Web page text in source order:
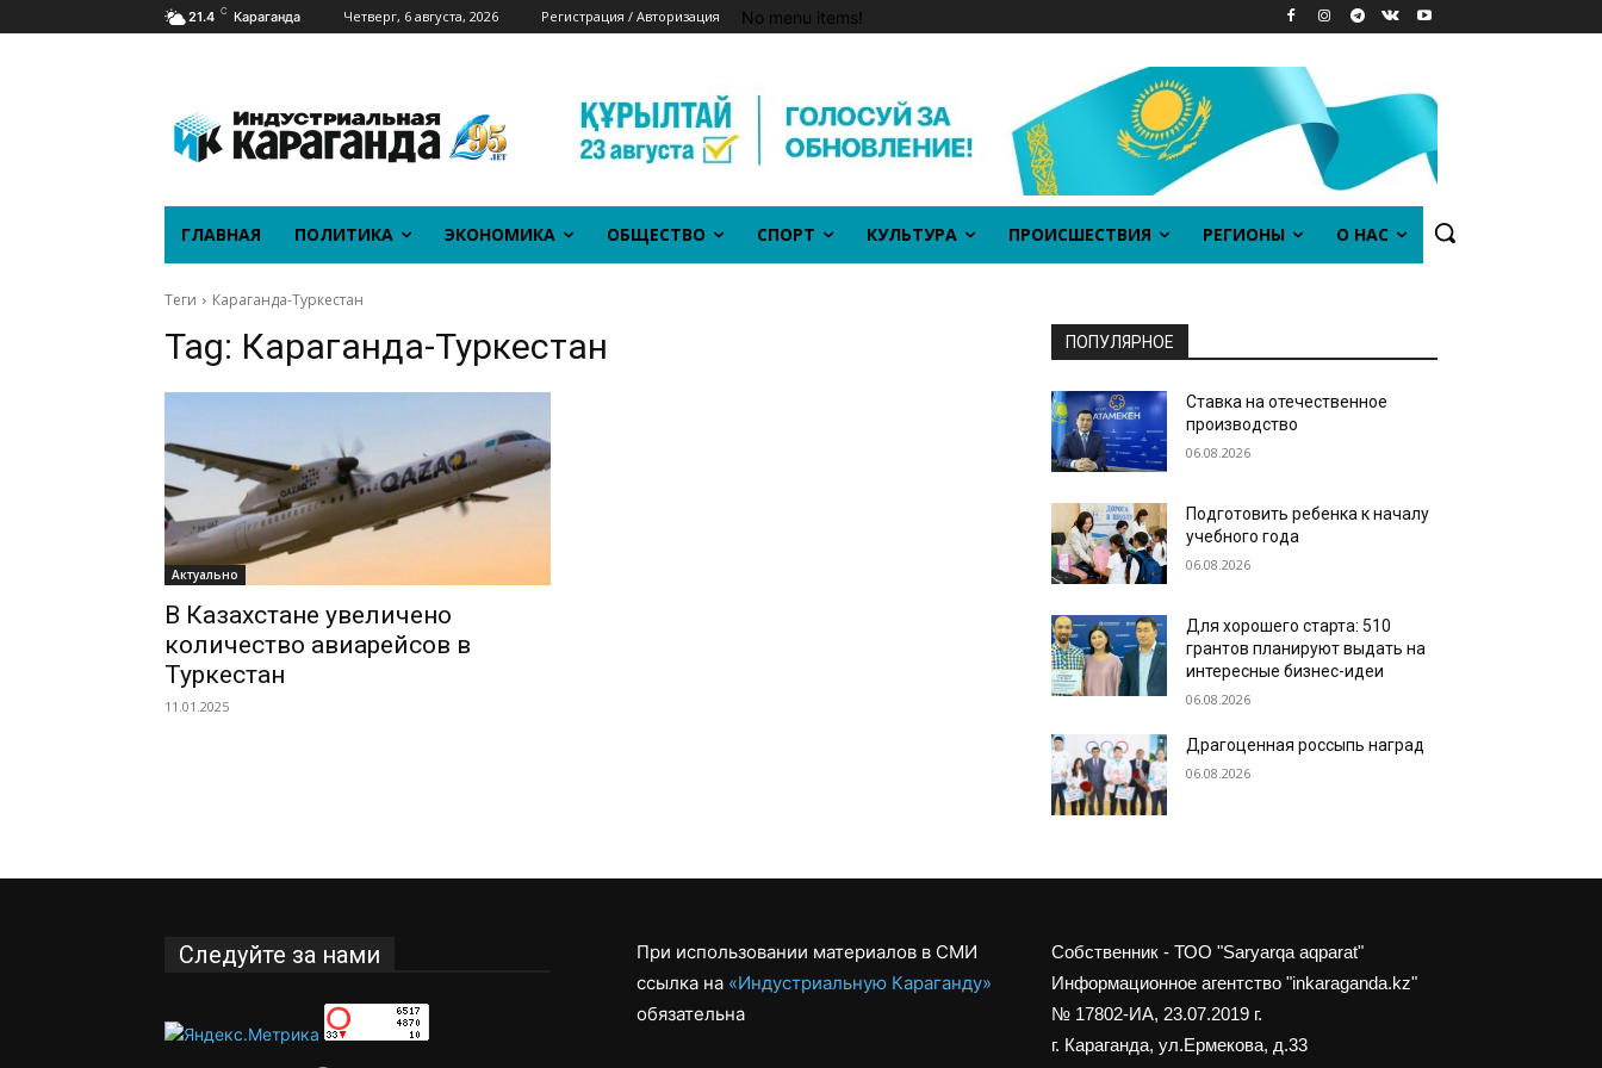
21.4 C Караганда Четверг, 6 августа, 2026 Регистрация / Авторизация No menu items!
ГЛАВНАЯ ПОЛИТИКА ЭКОНОМИКА ОБЩЕСТВО СПОРТ КУЛЬТУРА ПРОИСШЕСТВИЯ РЕГИОНЫ О НАС
Теги Караганда-Туркестан
Tag: Караганда-Туркестан
Актуально
В Казахстане увеличено
количество авиарейсов в
Туркестан
11.01.2025
ПОПУЛЯРНОЕ
Ставка на отечественное
производство
06.08.2026
Подготовить ребенка к началу
учебного года
06.08.2026
Для хорошего старта: 510
грантов планируют выдать на
интересные бизнес-идеи
06.08.2026
Драгоценная россыпь наград
06.08.2026
Следуйте за нами
При использовании материалов в СМИ
ссылка на «Индустриальную Караганду»
обязательна
Собственник - ТОО "Saryarqa aqparat"
Информационное агентство "inkaraganda.kz"
№ 17802-ИА, 23.07.2019 г.
г. Караганда, ул.Ермекова, д.33